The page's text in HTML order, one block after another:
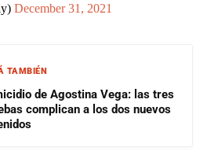
December 31, 2021
TAMBIÉN
de Agostina Vega: las tres
complican a los dos nuevos